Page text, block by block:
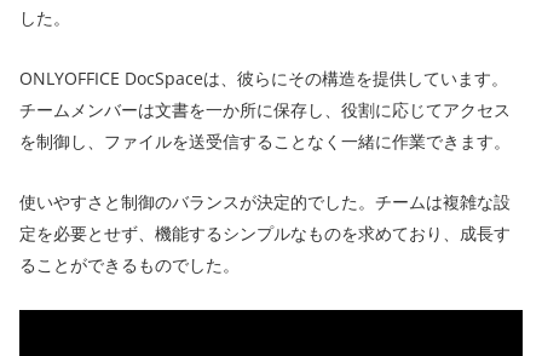
した。
ONLYOFFICE DocSpaceは、彼らにその構造を提供しています。
チームメンバーは文書を一か所に保存し、役割に応じてアクセス
を制御し、ファイルを送受信することなく一緒に作業できます。
使いやすさと制御のバランスが決定的でした。チームは複雑な設
定を必要とせず、機能するシンプルなものを求めており、成長す
ることができるものでした。